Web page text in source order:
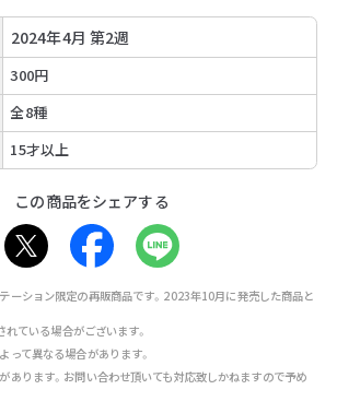
2024年4月 第2週
300円
全8種
15才以上
この商品をシェアする
ーション限定の再販商品です。2023年10月に発売した商品と
ている場合がございます。
て異なる場合があります。
あります。お問い合わせ頂いても対応致しかねますので予め